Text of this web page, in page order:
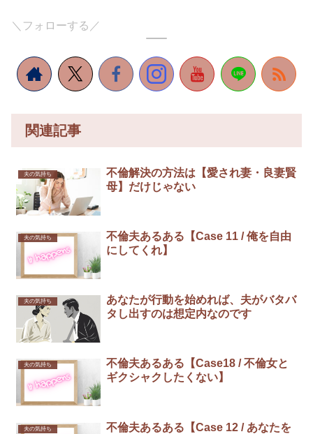
＼フォローする／
関連記事
夫の気持ち
不倫解決の方法は【愛され妻・良妻賢
母】だけじゃない
夫の気持ち
不倫夫あるある【Case 11 / 俺を自由
にしてくれ】
夫の気持ち
あなたが行動を始めれば、夫がバタバ
タし出すのは想定内なのです
夫の気持ち
不倫夫あるある【Case18 / 不倫女と
ギクシャクしたくない】
夫の気持ち
不倫夫あるある【Case 12 / あなたを